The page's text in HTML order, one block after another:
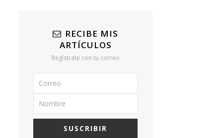
RECIBE MIS
ARTÍCULOS
Regístrate con tu correo